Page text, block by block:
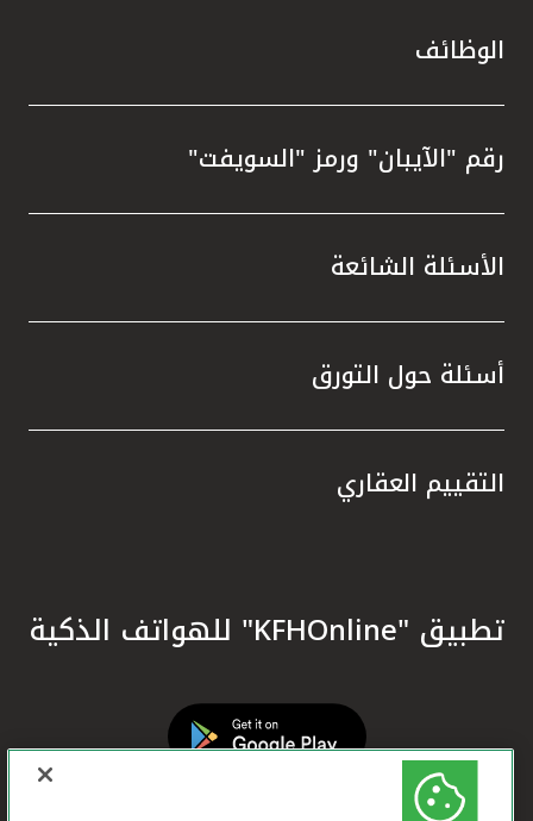
الوظائف
رقم "الآيبان" ورمز "السويفت"
الأسئلة الشائعة
أسئلة حول التورق
التقييم العقاري
تطبيق "KFHOnline" للهواتف الذكية